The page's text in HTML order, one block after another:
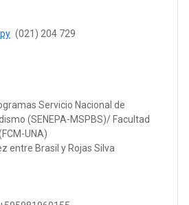
(021) 204 729
Servicio Nacional de
(SENEPA-MSPBS)/ Facultad
UNA)
entre Brasil y Rojas Silva